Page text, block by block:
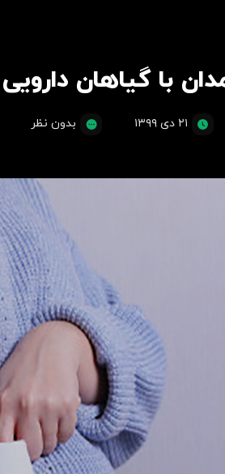
با گیاهان دارویی
۲۱ دی ۱۳۹۹ بدون نظر